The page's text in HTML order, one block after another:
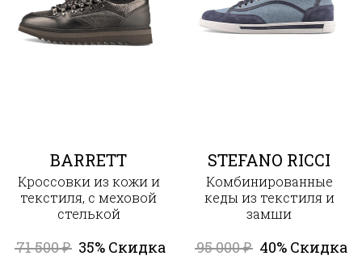
BARRETT
Кроссовки из кожи и
текстиля, с меховой
стелькой
71 500₽ 35% Скидка
STEFANO RICCI
Комбинированные
кеды из текстиля и
замши
95 000₽ 40% Скидка